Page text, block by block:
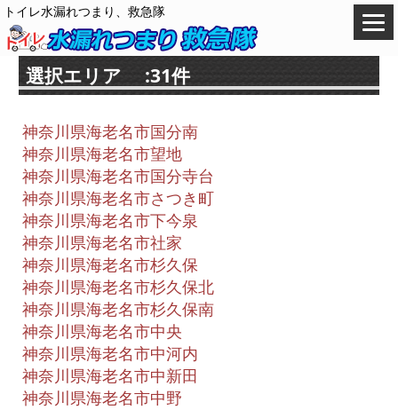
トイレ水漏れつまり、救急隊
選択エリア :31件
神奈川県海老名市国分南
神奈川県海老名市望地
神奈川県海老名市国分寺台
神奈川県海老名市さつき町
神奈川県海老名市下今泉
神奈川県海老名市社家
神奈川県海老名市杉久保
神奈川県海老名市杉久保北
神奈川県海老名市杉久保南
神奈川県海老名市中央
神奈川県海老名市中河内
神奈川県海老名市中新田
神奈川県海老名市中野